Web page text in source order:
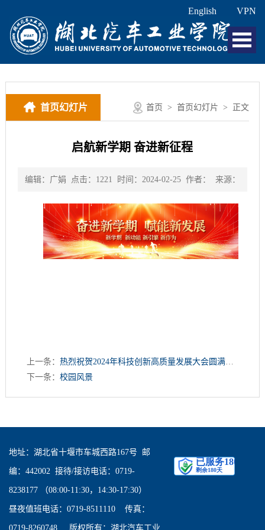
English VPN
首页幻灯片 首页 > 首页幻灯片 > 正文
启航新学期 奋进新征程
编辑：广娟 点击： 1221 时间：2024-02-25 作者： 来源：
上一条： 热烈祝贺2024年科技创新高质量发展大会圆满成功
下一条： 校园风景
地址：湖北省十堰市车城西路167号 邮
编：442002 接待/接访电话：0719-
8238177 （08:00-11:30，14:30-17:30）
昼夜值班电话：0719-8511110 传真：
0719-8260748 版权所有：湖北汽车工业